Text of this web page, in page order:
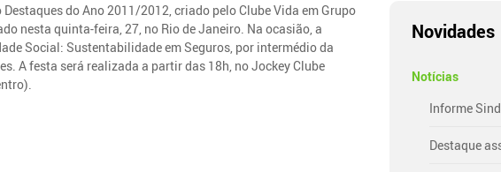
do Ano 2011/2012, criado pelo Clube Vida em Grupo
nesta quinta-feira, 27, no Rio de Janeiro. Na ocasião, a
Social: Sustentabilidade em Seguros, por intermédio da
A festa será realizada a partir das 18h, no Jockey Clube
Novidades
Notícias
Informe
Destaque